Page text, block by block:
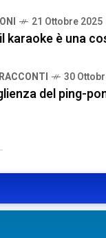
21 Ottobre 2025
karaoke è una
30
del ping-